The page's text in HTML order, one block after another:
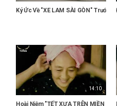
Ký Ức Về "XE LAM SÀI GÒN" Trước
14:10
Hoài Niệm "TẾT XƯA TRÊN MIỀN